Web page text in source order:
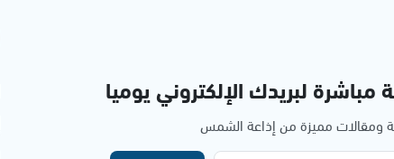
مباشرة لبريدك الإلكتروني يوميا
ومقالات مميزة من إذاعة الشمس